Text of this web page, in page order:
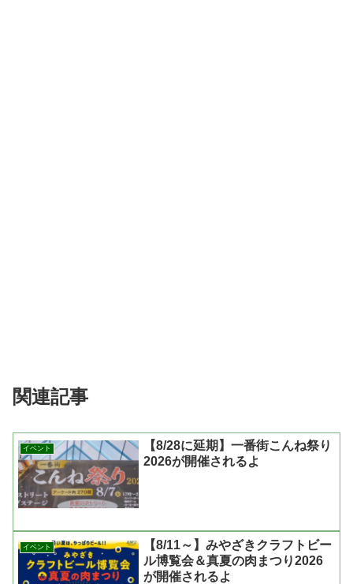
関連記事
イベント
【8/28に延期】一番街こんね祭り
2026が開催されるよ
イベント
【8/11～】みやざきクラフトビー
ル博覧会＆真夏の肉まつり2026
が開催されるよ